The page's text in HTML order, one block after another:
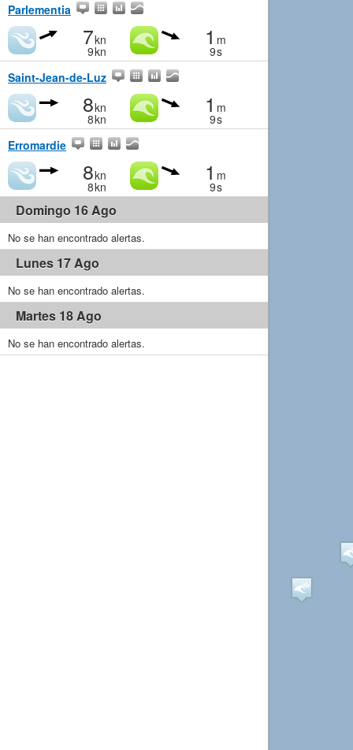
Parlementia
7kn
9kn
1 m
9s
Saint-Jean-de-Luz
8kn
8kn
1 m
9s
Erromardie
8kn
8kn
1 m
9s
Domingo 16 Ago
No se han encontrado alertas.
Lunes 17 Ago
No se han encontrado alertas.
Martes 18 Ago
No se han encontrado alertas.